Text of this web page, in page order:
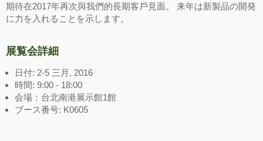
期待在2017年再次與我們的長期客戶見面。 来年は新製品の開発
に力を入れることを示します。
展覧会詳細
日付: 2-5 三月, 2016
時間: 9:00 - 18:00
会場：台北南港展示館1館
ブース番号: K0605